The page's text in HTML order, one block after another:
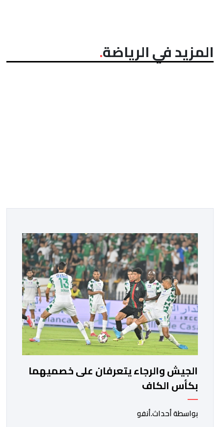
المزيد في الرياضة
الجيش والرجاء يتعرفان على خصميهما
بكأس الكاف
بواسطة أحداث.أنفو